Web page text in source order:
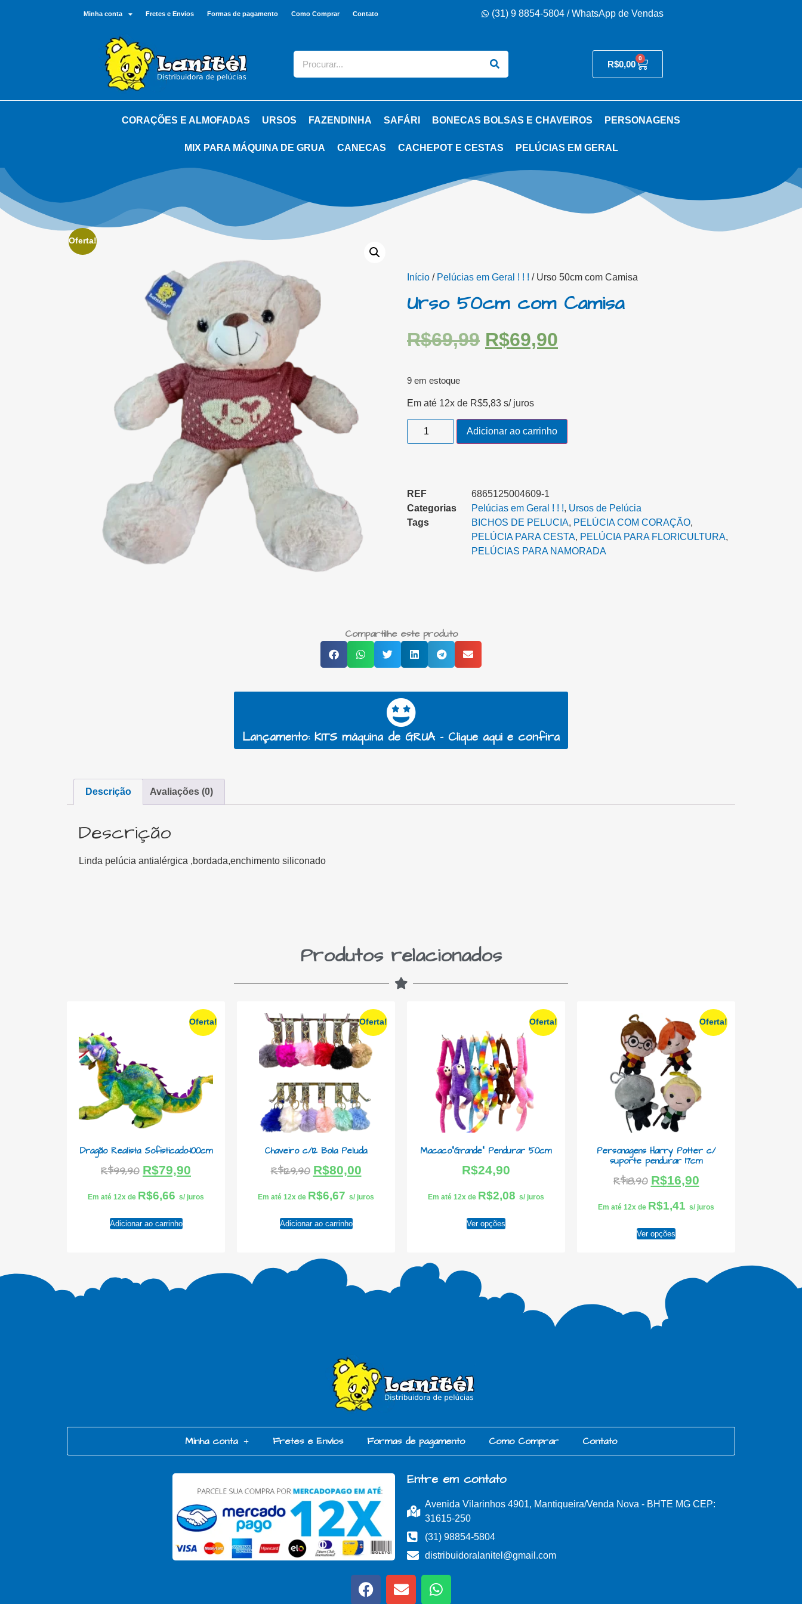
Minha conta Fretes e Envios Formas de pagamento Como Comprar Contato (31) 9 8854-5804 / WhatsApp de Vendas
R$0,00
0
CORAÇÕES E ALMOFADAS URSOS FAZENDINHA SAFÁRI BONECAS BOLSAS E CHAVEIROS PERSONAGENS
MIX PARA MÁQUINA DE GRUA CANECAS CACHEPOT E CESTAS PELÚCIAS EM GERAL
Oferta!
Início / Pelúcias em Geral ! ! ! / Urso 50cm com Camisa
Urso 50cm com Camisa
R$69,99 R$69,90
9 em estoque
Em até 12x de R$5,83 s/ juros
Adicionar ao carrinho
REF
6865125004609-1
Categorias
Pelúcias em Geral ! ! !, Ursos de Pelúcia
Tags
BICHOS DE PELUCIA, PELÚCIA COM CORAÇÃO,
PELÚCIA PARA CESTA‎, PELÚCIA PARA FLORICULTURA,
PELÚCIAS PARA NAMORADA
Compartilhe este produto
Lançamento: KITS máquina de GRUA - Clique aqui e confira
Descrição Avaliações (0)
Descrição
Linda pelúcia antialérgica ,bordada,enchimento siliconado
Produtos relacionados
Oferta!
Dragão Realista Sofisticado-100cm
R$99,90 R$79,90
Em até 12x de R$6,66 s/ juros
Adicionar ao carrinho
Oferta!
Chaveiro c/12 Bola Peluda
R$129,90 R$80,00
Em até 12x de R$6,67 s/ juros
Adicionar ao carrinho
Oferta!
Macaco”Grande” Pendurar 50cm
R$24,90
Em até 12x de R$2,08 s/ juros
Ver opções
Oferta!
Personagens Harry Potter c/
suporte pendurar 17cm
R$18,90 R$16,90
Em até 12x de R$1,41 s/ juros
Ver opções
Minha conta Fretes e Envios Formas de pagamento Como Comprar Contato
Entre em contato
Avenida Vilarinhos 4901, Mantiqueira/Venda Nova - BHTE MG CEP:
31615-250
(31) 98854-5804
distribuidoralanitel@gmail.com